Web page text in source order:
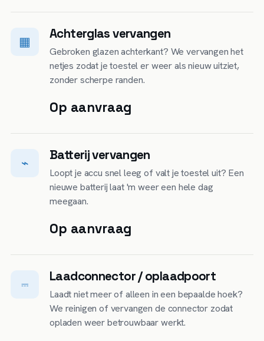
▦ Achterglas vervangen
Gebroken glazen achterkant? We vervangen het
netjes zodat je toestel er weer als nieuw uitziet,
zonder scherpe randen.
Op aanvraag
⌁ Batterij vervangen
Loopt je accu snel leeg of valt je toestel uit? Een
nieuwe batterij laat 'm weer een hele dag
meegaan.
Op aanvraag
⎓ Laadconnector / oplaadpoort
Laadt niet meer of alleen in een bepaalde hoek?
We reinigen of vervangen de connector zodat
opladen weer betrouwbaar werkt.